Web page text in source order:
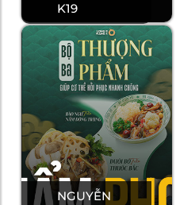
K19
NGUYỄN